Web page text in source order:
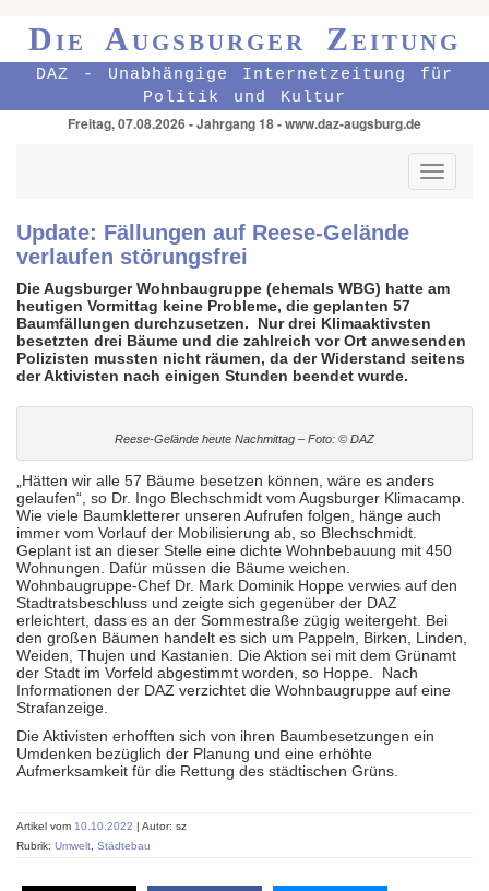
Die Augsburger Zeitung
DAZ - Unabhängige Internetzeitung für
Politik und Kultur
Freitag, 07.08.2026 - Jahrgang 18 - www.daz-augsburg.de
Toggle
Update: Fällungen auf Reese-Gelände
verlaufen störungsfrei
Die Augsburger Wohnbaugruppe (ehemals WBG) hatte am
heutigen Vormittag keine Probleme, die geplanten 57
Baumfällungen durchzusetzen. Nur drei Klimaaktivsten
besetzten drei Bäume und die zahlreich vor Ort anwesenden
Polizisten mussten nicht räumen, da der Widerstand seitens
der Aktivisten nach einigen Stunden beendet wurde.
Reese-Gelände heute Nachmittag – Foto: © DAZ
„Hätten wir alle 57 Bäume besetzen können, wäre es anders
gelaufen“, so Dr. Ingo Blechschmidt vom Augsburger Klimacamp.
Wie viele Baumkletterer unseren Aufrufen folgen, hänge auch
immer vom Vorlauf der Mobilisierung ab, so Blechschmidt.
Geplant ist an dieser Stelle eine dichte Wohnbebauung mit 450
Wohnungen. Dafür müssen die Bäume weichen.
Wohnbaugruppe-Chef Dr. Mark Dominik Hoppe verwies auf den
Stadtratsbeschluss und zeigte sich gegenüber der DAZ
erleichtert, dass es an der Sommestraße zügig weitergeht. Bei
den großen Bäumen handelt es sich um Pappeln, Birken, Linden,
Weiden, Thujen und Kastanien. Die Aktion sei mit dem Grünamt
der Stadt im Vorfeld abgestimmt worden, so Hoppe. Nach
Informationen der DAZ verzichtet die Wohnbaugruppe auf eine
Strafanzeige.
Die Aktivisten erhofften sich von ihren Baumbesetzungen ein
Umdenken bezüglich der Planung und eine erhöhte
Aufmerksamkeit für die Rettung des städtischen Grüns.
Artikel vom 10.10.2022 | Autor: sz
Rubrik: Umwelt Städtebau